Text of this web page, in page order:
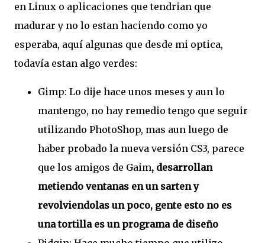
en Linux o aplicaciones que tendrian que
madurar y no lo estan haciendo como yo
esperaba, aquí algunas que desde mi optica,
todavía estan algo verdes:
Gimp: Lo dije hace unos meses y aun lo
mantengo, no hay remedio tengo que seguir
utilizando PhotoShop, mas aun luego de
haber probado la nueva versión CS3, parece
que los amigos de Gaim, desarrollan
metiendo ventanas en un sarten y
revolviendolas un poco, gente esto no es
una tortilla es un programa de diseño